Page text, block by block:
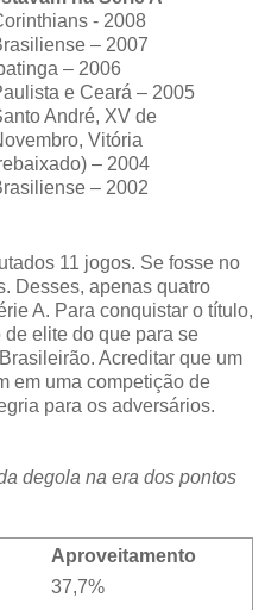
- 2008
– 2007
– 2006
e Ceará – 2005
André, XV de
Vitória
– 2004
– 2002
11 jogos. Se fosse no
Desses, apenas quatro
A. Para conquistar o título,
elite do que para se
Acreditar que um
em uma competição de
para os adversários.
degola na era dos pontos
Aproveitamento
37,7%